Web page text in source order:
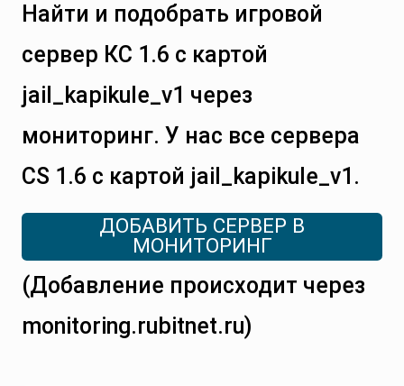
Найти и подобрать игровой
сервер КС 1.6 с картой
jail_kapikule_v1 через
мониторинг. У нас все сервера
CS 1.6 с картой jail_kapikule_v1.
ДОБАВИТЬ СЕРВЕР В
МОНИТОРИНГ
(Добавление происходит через
monitoring.rubitnet.ru)